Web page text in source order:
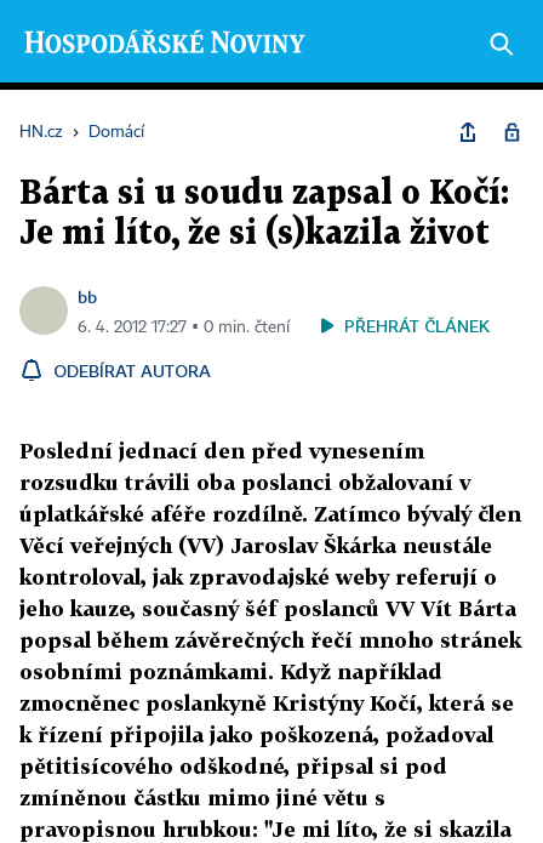
HN.cz › Domácí
Bárta si u soudu zapsal o Kočí:
Je mi líto, že si (s)kazila život
bb
6. 4. 2012 17:27 ▪ 0 min. čtení PŘEHRÁT ČLÁNEK
ODEBÍRAT AUTORA
Poslední jednací den před vynesením
rozsudku trávili oba poslanci obžalovaní v
úplatkářské aféře rozdílně. Zatímco bývalý člen
Věcí veřejných (VV) Jaroslav Škárka neustále
kontroloval, jak zpravodajské weby referují o
jeho kauze, současný šéf poslanců VV Vít Bárta
popsal během závěrečných řečí mnoho stránek
osobními poznámkami. Když například
zmocněnec poslankyně Kristýny Kočí, která se
k řízení připojila jako poškozená, požadoval
pětitisícového odškodné, připsal si pod
zmíněnou částku mimo jiné větu s
pravopisnou hrubkou: "Je mi líto, že si skazila